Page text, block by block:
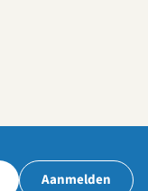
Aanmelden